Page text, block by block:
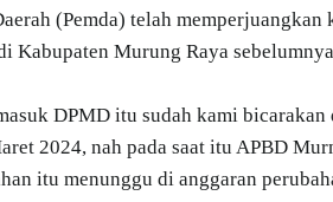
(Pemda) telah
Kabupaten Murung Raya
DPMD itu sudah kami
2024, nah pada saat itu APBD
itu menunggu di anggaran